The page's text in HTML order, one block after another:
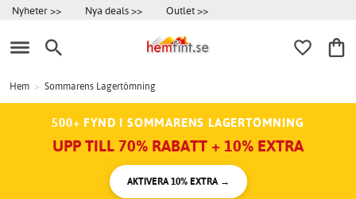
Nyheter >> Nya deals >> Outlet >>
Hem > Sommarens Lagertömning
500+ FYND I SOMMARENS LAGERTÖMNING
UPP TILL 70% RABATT + 10% EXTRA
AKTIVERA 10% EXTRA →